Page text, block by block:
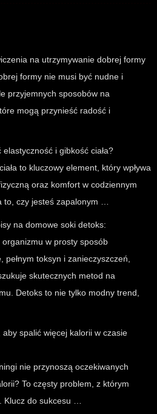
na utrzymywanie dobrej formy
formy nie musi być nudne i
przyjemnych sposobów na
mogą przynieść radość i
elastyczność i gibkość ciała?
to kluczowy element, który wpływa
oraz komfort w codziennym
to, czy jesteś zapalonym …
na domowe soki detoks:
organizmu w prosty sposób
pełnym toksyn i zanieczyszczeń,
skutecznych metod na
Detoks to nie tylko modny trend,
spalić więcej kalorii w czasie
nie przynoszą oczekiwanych
To częsty problem, z którym
Klucz do sukcesu …